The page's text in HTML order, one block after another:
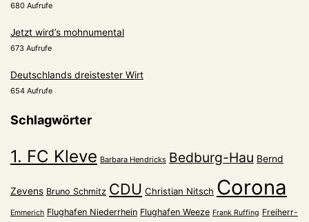
680 Aufrufe
Jetzt wird’s mohnumental
673 Aufrufe
Deutschlands dreistester Wirt
654 Aufrufe
Schlagwörter
1. FC Kleve Barbara Hendricks Bedburg-Hau Bernd
Zevens Bruno Schmitz CDU Christian Nitsch Corona
Emmerich Flughafen Niederrhein Flughafen Weeze Frank Ruffing Freiherr-